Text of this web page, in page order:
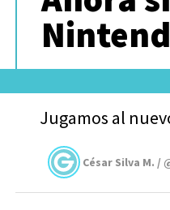
Jugamos al
César Silva M. /